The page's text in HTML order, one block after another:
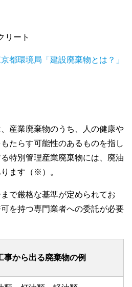
リート
都環境局「建設廃棄物とは？」
産業廃棄物のうち、人の健康や
たらす可能性のあるものを指し
特別管理産業廃棄物には、廃油
ます（※）。
で厳格な基準が定められてお
を持つ専門業者への委託が必要
事から出る廃棄物の例